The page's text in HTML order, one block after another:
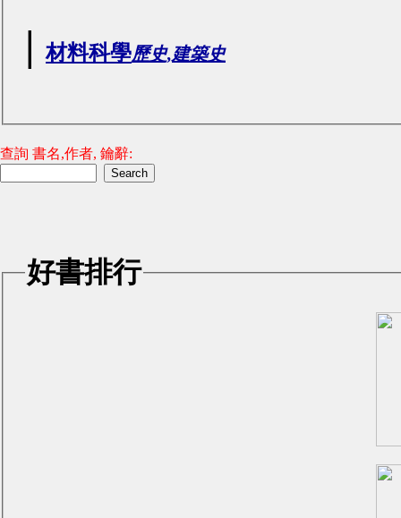
|材料科學歷史,建築史
查詢 書名,作者, 鑰辭:
好書排行